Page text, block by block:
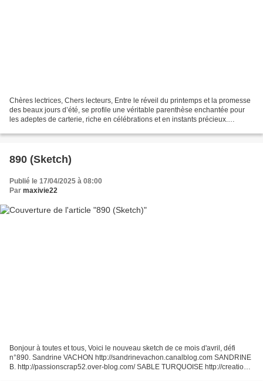
Chères lectrices, Chers lecteurs, Entre le réveil du printemps et la promesse
des beaux jours d’été, se profile une véritable parenthèse enchantée pour
les adeptes de carterie, riche en célébrations et en instants précieux.
890 (Sketch)
Publié le 17/04/2025 à 08:00
Par maxivie22
Bonjour à toutes et tous, Voici le nouveau sketch de ce mois d'avril, défi
n°890. Sandrine VACHON http://sandrinevachon.canalblog.com SANDRINE
B. http://passionscrap52.over-blog.com/ SABLE TURQUOISE http://creations-